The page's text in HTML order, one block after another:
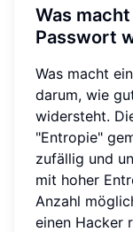
Was
Passwort
Was macht
darum, wie
widersteht.
"Entropie"
zufällig und
mit hoher
Anzahl
einen Hacker